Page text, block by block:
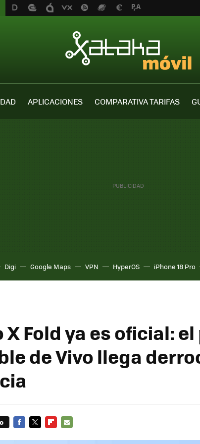
APLICACIONES COMPARATIVA TARIFAS
Digi Google Maps VPN HyperOS iPhone 18 Pro
X Fold ya es oficial:
de Vivo llega